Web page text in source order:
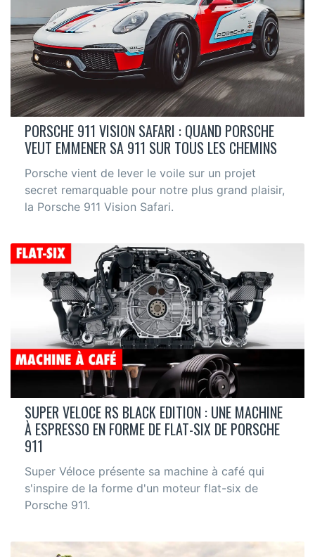
PORSCHE 911 VISION SAFARI : QUAND PORSCHE
VEUT EMMENER SA 911 SUR TOUS LES CHEMINS
Porsche vient de lever le voile sur un projet
secret remarquable pour notre plus grand plaisir,
la Porsche 911 Vision Safari.
SUPER VELOCE RS BLACK EDITION : UNE MACHINE
À ESPRESSO EN FORME DE FLAT-SIX DE PORSCHE
911
Super Véloce présente sa machine à café qui
s'inspire de la forme d'un moteur flat-six de
Porsche 911.